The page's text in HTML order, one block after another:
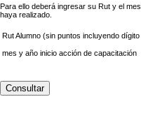
Para ello deberá ingresar su Rut y el
haya realizado.
Rut Alumno (sin puntos incluyendo
mes y año inicio acción de capacitación